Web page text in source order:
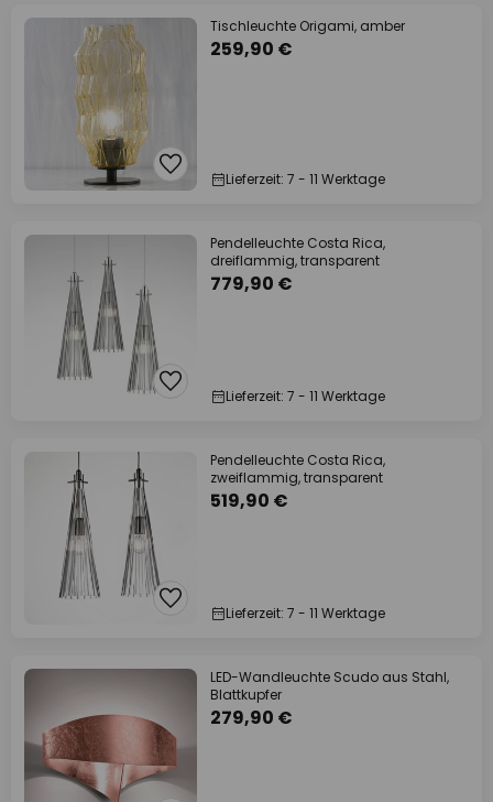
Tischleuchte Origami, amber
259,90 €
Lieferzeit: 7 - 11 Werktage
Pendelleuchte Costa Rica,
dreiflammig, transparent
779,90 €
Lieferzeit: 7 - 11 Werktage
Pendelleuchte Costa Rica,
zweiflammig, transparent
519,90 €
Lieferzeit: 7 - 11 Werktage
LED-Wandleuchte Scudo aus Stahl,
Blattkupfer
279,90 €